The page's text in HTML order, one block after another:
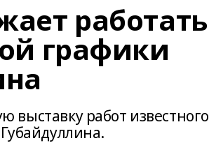
работать
графики
работ известного